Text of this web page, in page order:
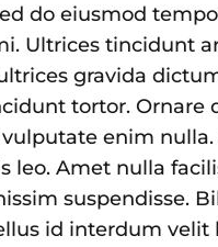
do eiusmod
Ultrices tincidunt
gravida
tortor.
enim
leo. Amet nulla
suspendisse.
id interdum velit